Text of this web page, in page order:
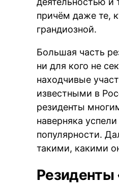
причём даже те,
грандиозной.
Большая часть
ни для кого не
находчивые
известными в
резиденты
наверняка
популярности.
такими, какими
Резиденты